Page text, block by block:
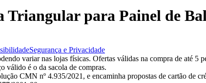
Triangular para Painel de
Segurança e Privacidade
variar nas lojas físicas. Ofertas válidas na compra de até 5
válido é o da sacola de compras.
CMN nº 4.935/2021, e encaminha propostas de cartão de